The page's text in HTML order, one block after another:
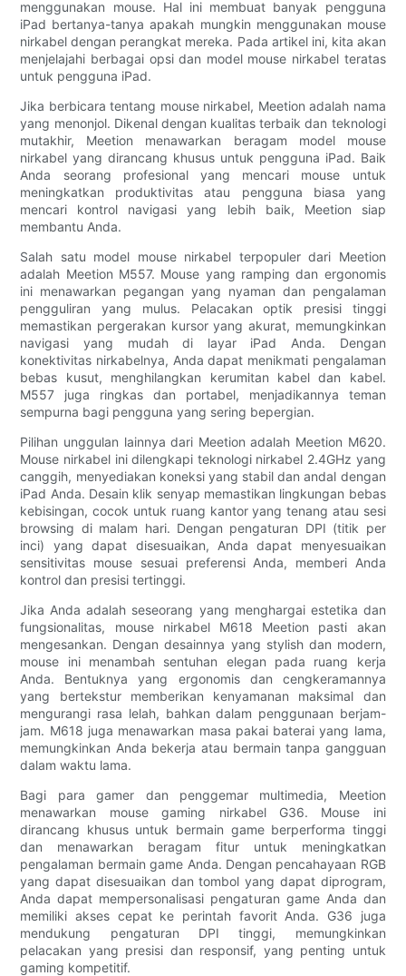
menggunakan mouse. Hal ini membuat banyak pengguna
iPad bertanya-tanya apakah mungkin menggunakan mouse
nirkabel dengan perangkat mereka. Pada artikel ini, kita akan
menjelajahi berbagai opsi dan model mouse nirkabel teratas
untuk pengguna iPad.
Jika berbicara tentang mouse nirkabel, Meetion adalah nama
yang menonjol. Dikenal dengan kualitas terbaik dan teknologi
mutakhir, Meetion menawarkan beragam model mouse
nirkabel yang dirancang khusus untuk pengguna iPad. Baik
Anda seorang profesional yang mencari mouse untuk
meningkatkan produktivitas atau pengguna biasa yang
mencari kontrol navigasi yang lebih baik, Meetion siap
membantu Anda.
Salah satu model mouse nirkabel terpopuler dari Meetion
adalah Meetion M557. Mouse yang ramping dan ergonomis
ini menawarkan pegangan yang nyaman dan pengalaman
pengguliran yang mulus. Pelacakan optik presisi tinggi
memastikan pergerakan kursor yang akurat, memungkinkan
navigasi yang mudah di layar iPad Anda. Dengan
konektivitas nirkabelnya, Anda dapat menikmati pengalaman
bebas kusut, menghilangkan kerumitan kabel dan kabel.
M557 juga ringkas dan portabel, menjadikannya teman
sempurna bagi pengguna yang sering bepergian.
Pilihan unggulan lainnya dari Meetion adalah Meetion M620.
Mouse nirkabel ini dilengkapi teknologi nirkabel 2.4GHz yang
canggih, menyediakan koneksi yang stabil dan andal dengan
iPad Anda. Desain klik senyap memastikan lingkungan bebas
kebisingan, cocok untuk ruang kantor yang tenang atau sesi
browsing di malam hari. Dengan pengaturan DPI (titik per
inci) yang dapat disesuaikan, Anda dapat menyesuaikan
sensitivitas mouse sesuai preferensi Anda, memberi Anda
kontrol dan presisi tertinggi.
Jika Anda adalah seseorang yang menghargai estetika dan
fungsionalitas, mouse nirkabel M618 Meetion pasti akan
mengesankan. Dengan desainnya yang stylish dan modern,
mouse ini menambah sentuhan elegan pada ruang kerja
Anda. Bentuknya yang ergonomis dan cengkeramannya
yang bertekstur memberikan kenyamanan maksimal dan
mengurangi rasa lelah, bahkan dalam penggunaan berjam-
jam. M618 juga menawarkan masa pakai baterai yang lama,
memungkinkan Anda bekerja atau bermain tanpa gangguan
dalam waktu lama.
Bagi para gamer dan penggemar multimedia, Meetion
menawarkan mouse gaming nirkabel G36. Mouse ini
dirancang khusus untuk bermain game berperforma tinggi
dan menawarkan beragam fitur untuk meningkatkan
pengalaman bermain game Anda. Dengan pencahayaan RGB
yang dapat disesuaikan dan tombol yang dapat diprogram,
Anda dapat mempersonalisasi pengaturan game Anda dan
memiliki akses cepat ke perintah favorit Anda. G36 juga
mendukung pengaturan DPI tinggi, memungkinkan
pelacakan yang presisi dan responsif, yang penting untuk
gaming kompetitif.